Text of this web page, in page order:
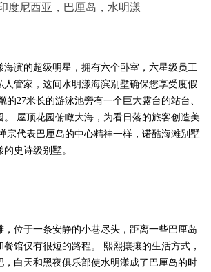
度尼西亚，巴厘岛，水明漾
海滨的超级明星，拥有六个卧室，六星级员工
人管家，这间水明漾海滨别墅确保您享受度假
的27米长的游泳池旁有一个巨大露台的站台、
。 屋顶花园俯瞰大海，为看日落的旅客创造美
宗代表巴厘岛的中心精神一样，诺酷海滩别墅
史诗级别墅。
，位于一条安静的小巷尽头，距离一些巴厘岛
馆仅有很短的路程。 熙熙攘攘的生活方式，
，白天和黑夜俱乐部使水明漾成了巴厘岛的时